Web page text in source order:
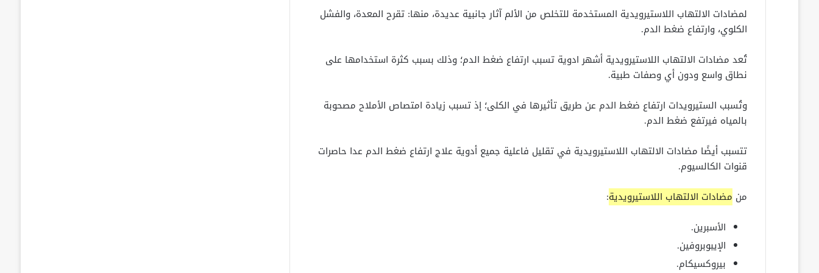
لمضادات الالتهاب اللاستيرويدية المستخدمة للتخلص من الألم آثار جانبية عديدة، منها: تقرح المعدة، والفشل
الكلوي، وارتفاع ضغط الدم.
تُعد مضادات الالتهاب اللاستيرويدية أشهر ادوية تسبب ارتفاع ضغط الدم؛ وذلك بسبب كثرة استخدامها على
نطاق واسع ودون أي وصفات طبية.
وتُسبب الستيرويدات ارتفاع ضغط الدم عن طريق تأثيرها في الكلى؛ إذ تسبب زيادة امتصاص الأملاح مصحوبة
بالمياه فيرتفع ضغط الدم.
تتسبب أيضًا مضادات الالتهاب اللاستيرويدية في تقليل فاعلية جميع أدوية علاج ارتفاع ضغط الدم عدا حاصرات
قنوات الكالسيوم.
من مضادات الالتهاب اللاستيرويدية:
الأسبرين.
الإيبوبروفين.
بيروكسيكام.